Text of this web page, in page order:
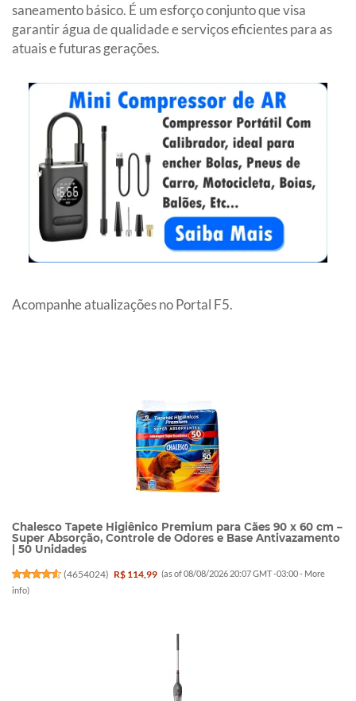
saneamento básico. É um esforço conjunto que visa
garantir água de qualidade e serviços eficientes para as
atuais e futuras gerações.
Acompanhe atualizações no Portal F5.
Chalesco Tapete Higiênico Premium para Cães 90 x 60 cm –
Super Absorção, Controle de Odores e Base Antivazamento
| 50 Unidades
(4654024) R$ 114,99 (as of 08/08/2026 20:07 GMT -03:00 - More
info)